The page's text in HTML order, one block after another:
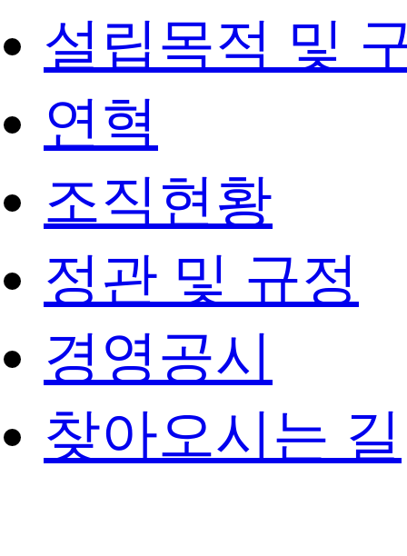
설립목적 및
연혁
조직현황
정관 및 규정
경영공시
찾아오시는 길